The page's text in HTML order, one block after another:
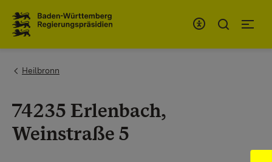
You are here:
Heilbronn
74235 Erlenbach,
Weinstraße 5